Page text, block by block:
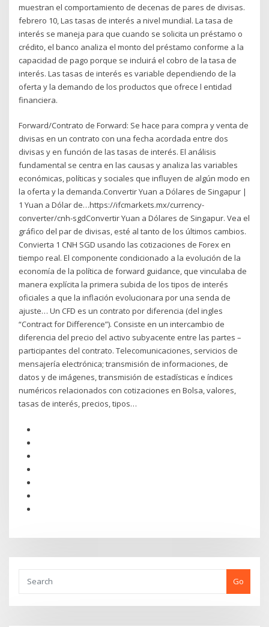
muestran el comportamiento de decenas de pares de divisas.
febrero 10, Las tasas de interés a nivel mundial. La tasa de
interés se maneja para que cuando se solicita un préstamo o
crédito, el banco analiza el monto del préstamo conforme a la
capacidad de pago porque se incluirá el cobro de la tasa de
interés. Las tasas de interés es variable dependiendo de la
oferta y la demando de los productos que ofrece l entidad
financiera.
Forward/Contrato de Forward: Se hace para compra y venta de
divisas en un contrato con una fecha acordada entre dos
divisas y en función de las tasas de interés. El análisis
fundamental se centra en las causas y analiza las variables
económicas, políticas y sociales que influyen de algún modo en
la oferta y la demanda.Convertir Yuan a Dólares de Singapur |
1 Yuan a Dólar de…https://ifcmarkets.mx/currency-
converter/cnh-sgdConvertir Yuan a Dólares de Singapur. Vea el
gráfico del par de divisas, esté al tanto de los últimos cambios.
Convierta 1 CNH SGD usando las cotizaciones de Forex en
tiempo real. El componente condicionado a la evolución de la
economía de la política de forward guidance, que vinculaba de
manera explícita la primera subida de los tipos de interés
oficiales a que la inflación evolucionara por una senda de
ajuste… Un CFD es un contrato por diferencia (del ingles
“Contract for Difference”). Consiste en un intercambio de
diferencia del precio del activo subyacente entre las partes –
participantes del contrato. Telecomunicaciones, servicios de
mensajería electrónica; transmisión de informaciones, de
datos y de imágenes, transmisión de estadísticas e índices
numéricos relacionados con cotizaciones en Bolsa, valores,
tasas de interés, precios, tipos…
Go